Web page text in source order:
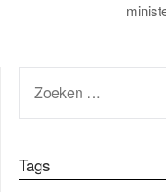
NAAR:
Tags